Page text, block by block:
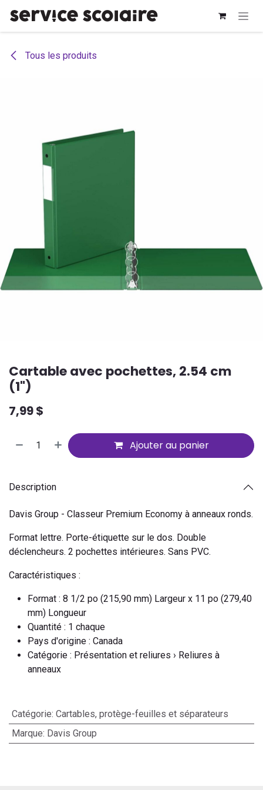
Tous les produits
Cartable avec pochettes, 2.54 cm
(1")
7,99$
Ajouter au panier
Description
Davis Group - Classeur Premium Economy à anneaux ronds.
Format lettre. Porte-étiquette sur le dos. Double
déclencheurs. 2 pochettes intérieures. Sans PVC.
Caractéristiques :
Format : 8 1/2 po (215,90 mm) Largeur x 11 po (279,40
mm) Longueur
Quantité : 1 chaque
Pays d'origine : Canada
Catégorie : Présentation et reliures › Reliures à
anneaux
Catégorie: Cartables, protège-feuilles et séparateurs
Marque: Davis Group